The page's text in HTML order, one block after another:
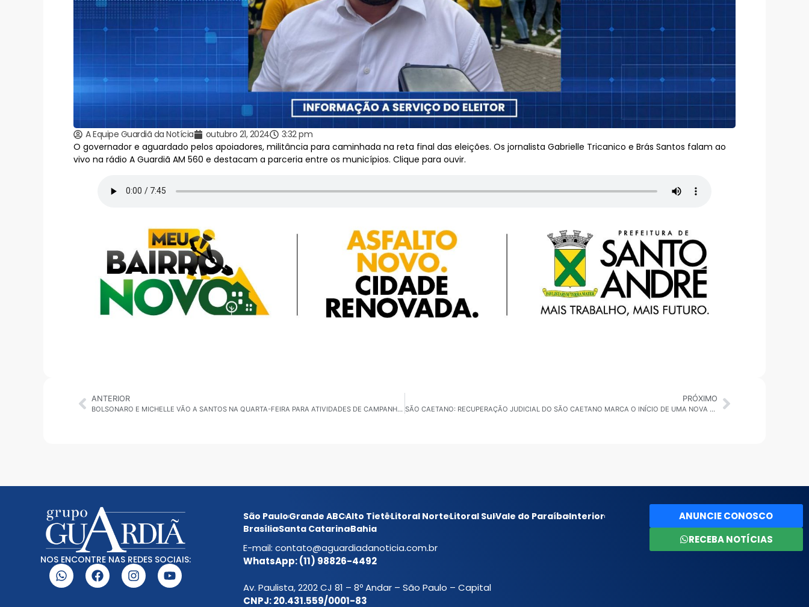
A Equipe Guardiã da Notícia outubro 21, 2024
3:32 pm
O governador e aguardado pelos apoiadores, militância para caminhada na reta final das eleições. Os jornalista Gabrielle Tricanico e Brás Santos falam ao
vivo na rádio A Guardiã AM 560 e destacam a parceria entre os municípios. Clique para ouvir.
ANTERIOR
BOLSONARO E MICHELLE VÃO A SANTOS NA QUARTA-FEIRA PARA ATIVIDADES DE CAMPANHA COM A CANDIDATA ROSANA VALLE
PRÓXIMO
SÃO CAETANO: RECUPERAÇÃO JUDICIAL DO SÃO CAETANO MARCA O INÍCIO DE UMA NOVA ERA
NOS ENCONTRE NAS REDES SOCIAIS:
São PauloGrande ABCAlto TietêLitoral NorteLitoral SulVale do ParaíbaInterior
BrasíliaSanta CatarinaBahia
E-mail: contato@aguardiadanoticia.com.br
WhatsApp: (11) 98826-4492
Av. Paulista, 2202 CJ 81 – 8º Andar – São Paulo – Capital
CNPJ: 20.431.559/0001-83
ANUNCIE CONOSCO
RECEBA NOTÍCIAS